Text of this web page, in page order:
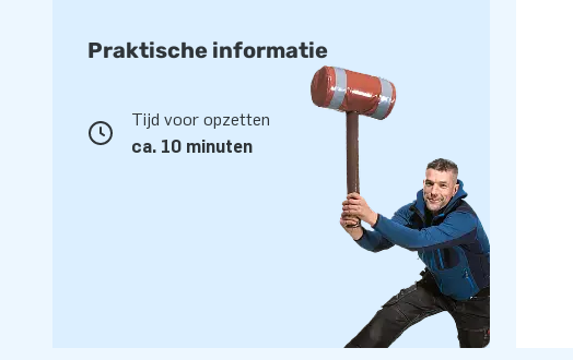
Praktische informatie
Tijd voor opzetten
ca. 10 minuten